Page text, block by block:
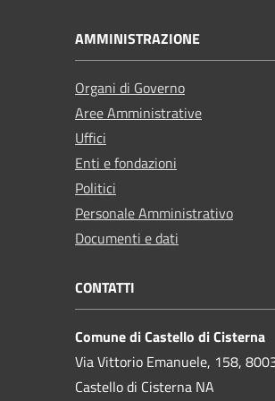
AMMINISTRAZIONE
Organi di Governo
Aree Amministrative
Uffici
Enti e fondazioni
Politici
Personale Amministrativo
Documenti e dati
CONTATTI
Comune di Castello di Cisterna
Via Vittorio Emanuele, 158,
Castello di Cisterna NA